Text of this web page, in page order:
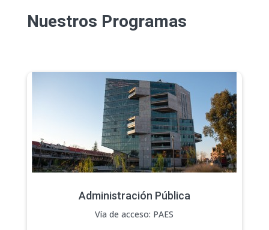
Nuestros Programas
Administración Pública
Vía de acceso: PAES